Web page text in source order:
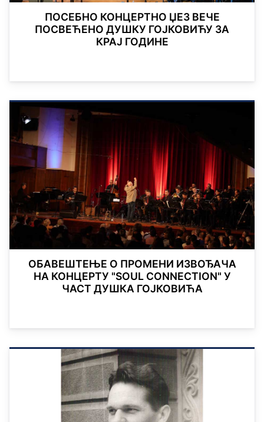
ПОСЕБНО КОНЦЕРТНО ЏЕЗ ВЕЧЕ
ПОСВЕЋЕНО ДУШКУ ГОЈКОВИЋУ ЗА
КРАЈ ГОДИНЕ
ОБАВЕШТЕЊЕ О ПРОМЕНИ ИЗВОЂАЧА
НА КОНЦЕРТУ "SOUL CONNECTION" У
ЧАСТ ДУШКА ГОЈКОВИЋА